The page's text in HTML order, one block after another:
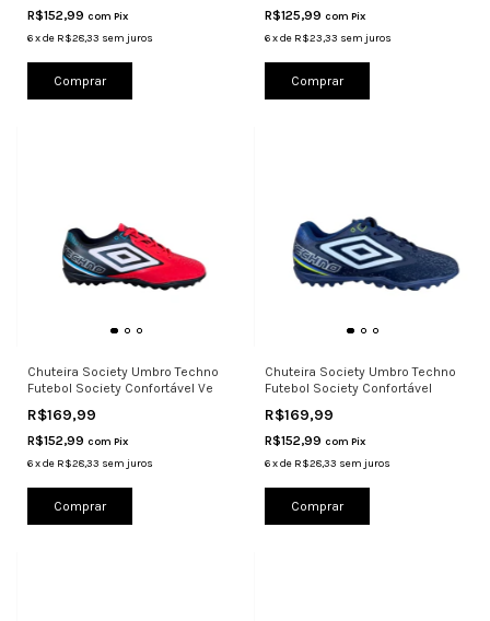
R$152,99 com Pix
6xde R$28,33 sem juros
Comprar
R$125,99 com Pix
6 xde R$23,33 sem juros
Comprar
Chuteira Society Umbro Techno
Futebol Society Confortável Ve
R$169,99
R$152,99 com Pix
6xde R$28,33 sem juros
Comprar
Chuteira Society Umbro Techno
Futebol Society Confortável
R$169,99
R$152,99 com Pix
6 xde R$28,33 sem juros
Comprar